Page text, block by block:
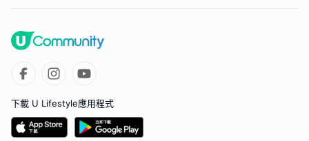
下載 U Lifestyle應用程式